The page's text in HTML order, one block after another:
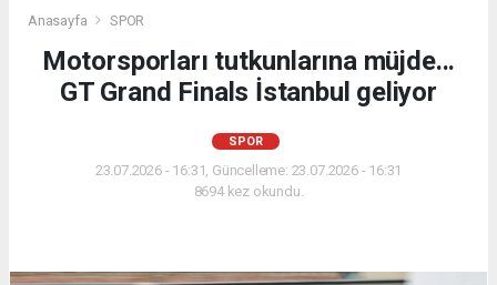
Anasayfa SPOR
Motorsporları tutkunlarına müjde...
GT Grand Finals İstanbul geliyor
SPOR
23.07.2026 - 16:31, Güncelleme: 23.07.2026 - 16:31
8694 kez okundu.